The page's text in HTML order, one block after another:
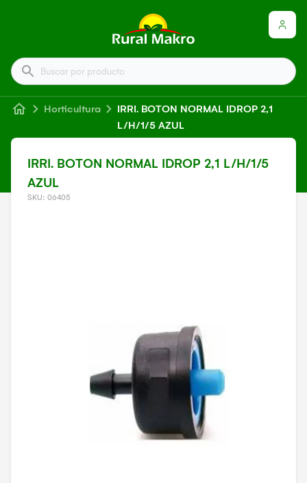
Buscar por producto
Horticultura
IRRI. BOTON NORMAL IDROP 2,1
L/H/1/5 AZUL
IRRI. BOTON NORMAL IDROP 2,1 L/H/1/5
AZUL
SKU: 06405